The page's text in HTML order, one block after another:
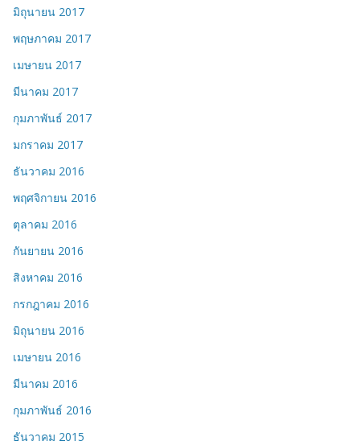
มิถุนายน 2017
พฤษภาคม 2017
เมษายน 2017
มีนาคม 2017
กุมภาพันธ์ 2017
มกราคม 2017
ธันวาคม 2016
พฤศจิกายน 2016
ตุลาคม 2016
กันยายน 2016
สิงหาคม 2016
กรกฎาคม 2016
มิถุนายน 2016
เมษายน 2016
มีนาคม 2016
กุมภาพันธ์ 2016
ธันวาคม 2015